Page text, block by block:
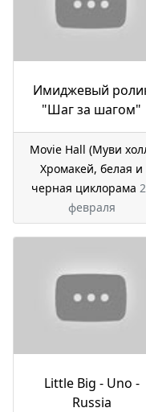
Имиджевый
"Шаг за шагом"
Movie Hall (Муви
Хромакей, белая и
черная циклорама
февраля
Little Big - Uno -
Russia